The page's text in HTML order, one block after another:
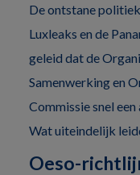
De ontstane
Luxleaks en de
geleid dat de
Samenwerking en
Commissie snel
Wat uiteindelijk
Oeso-